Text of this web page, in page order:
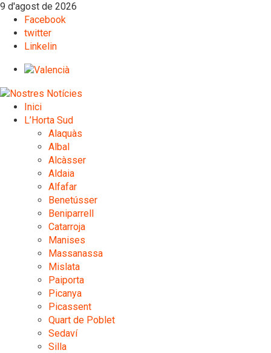
9 d'agost de 2026
Facebook
twitter
Linkelin
Inici
L’Horta Sud
Alaquàs
Albal
Alcàsser
Aldaia
Alfafar
Benetússer
Beniparrell
Catarroja
Manises
Massanassa
Mislata
Paiporta
Picanya
Picassent
Quart de Poblet
Sedaví
Silla